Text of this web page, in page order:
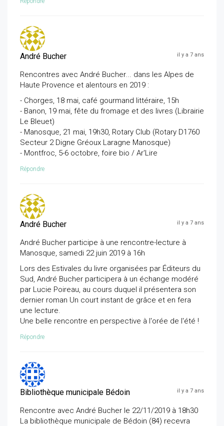
André Bucher il y a 7 ans
Rencontres avec André Bucher... dans les Alpes de
Haute Provence et alentours en 2019 :
- Chorges, 18 mai, café gourmand littéraire, 15h
- Banon, 19 mai, fête du fromage et des livres (Librairie
Le Bleuet)
- Manosque, 21 mai, 19h30, Rotary Club (Rotary D1760
Secteur 2 Digne Gréoux Laragne Manosque)
- Montfroc, 5-6 octobre, foire bio / Ar'Lire
Répondre
André Bucher il y a 7 ans
André Bucher participe à une rencontre-lecture à
Manosque, samedi 22 juin 2019 à 16h
Lors des Estivales du livre organisées par Éditeurs du
Sud, André Bucher participera à un échange modéré
par Lucie Poireau, au cours duquel il présentera son
dernier roman Un court instant de grâce et en fera
une lecture.
Une belle rencontre en perspective à l'orée de l'été !
Répondre
Bibliothèque municipale Bédoin il y a 7 ans
Rencontre avec André Bucher le 22/11/2019 à 18h30
La bibliothèque municipale de Bédoin (84) recevra